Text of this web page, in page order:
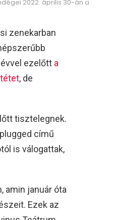
2022. április 30-án a
zenekarban
ezelőtt a
, de
tisztelegnek.
című
is válogattak,
amin január óta
Ezek az